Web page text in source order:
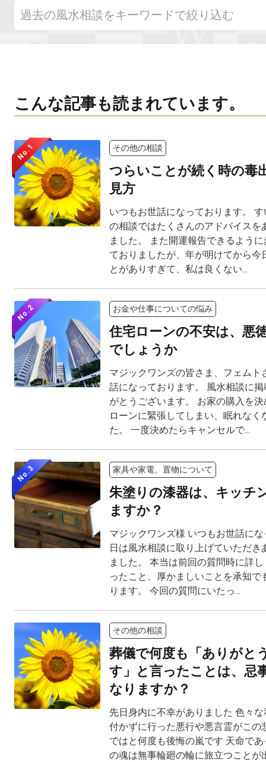
こんな記事も読まれています。
No.1 その他の相談
つらいことが続く時の毒
見方
いつもお世話になっております。
の相談ではたくさんのアドバイスを
ました。 また開運報告できるよう
ておりましたが、年が明けてから今
とがありすぎて、私は良くない...
No.2 お金や仕事についての悩み
住宅ローンの不安は、悪
でしょうか
マジックワンズの皆さま、フェムト
話になっております。 風水相談に
がとうございます。 お家の購入を
ローンに緊張してしまい、眠れなく
た。 一度決めたらキャンセルで...
No.3 家具や家電、置物について
朱塗りの漆器は、キッチ
ますか？
マジックワンズ様 いつもお世話に
日は風水相談に取り上げていただき
ました。 本当は前回の質問時に詳
ったこと、厚かましいことを承知で
ります。 今回の質問にいたっ...
その他の相談
葬儀で何度も「ありがと
す」と言ったことは、忌
なりますか？
先日身内に不幸がありました 色々
付かずに行った悪行や悪言霊がこの
ではと何度も後悔の嵐です 天命で
の魂は無事輪廻の輪に旅立つことが